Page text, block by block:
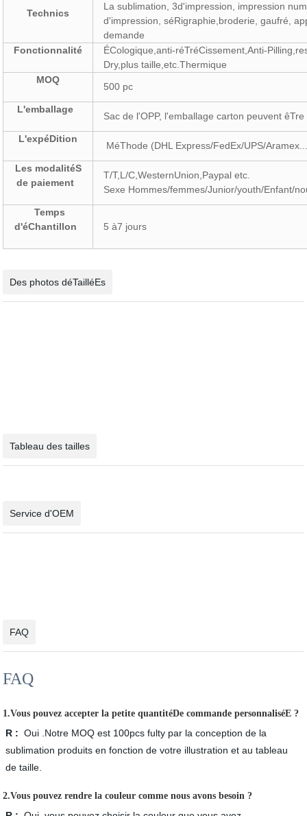
Technics
La sublimation, 3d'impression, impression
d'impression, séRigraphie,broderie, gaufré,
demande
Fonctionnalité
ÉCologique,anti-réTréCissement,Anti-
Dry,plus taille,etc.Thermique
MOQ
500 pc
L'emballage
Sac de l'OPP, l'emballage carton peuvent
L'expéDition
MéThode (DHL Express/FedEx/UPS/
Les modalitéS
de paiement
T/T,L/C,WesternUnion,Paypal etc.
Sexe Hommes/femmes/Junior/youth/Enfant/
Temps
d'éChantillon
5 à7 jours
Des photos déTailléEs
Tableau des tailles
Service d'OEM
FAQ
FAQ
1.Vous pouvez accepter la petite quantitéDe commande personnaliséE ?
R : Oui .Notre MOQ est 100pcs fulty par la conception de la
sublimation produits en fonction de votre illustration et au tableau
de taille.
2.Vous pouvez rendre la couleur comme nous avons besoin ?